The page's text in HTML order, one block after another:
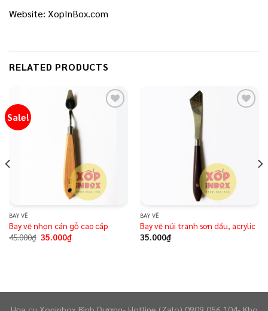
Website: XopInBox.com
RELATED PRODUCTS
Sale!
BAY VẼ
Bay vẽ nhọn cán gỗ cao cấp
45.000₫ 35.000₫
BAY VẼ
Bay vẽ núi tranh sơn dầu, acrylic
35.000₫